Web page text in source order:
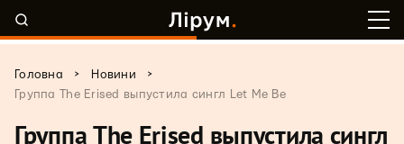
Головна > Новини
>
Группа The Erised выпустила сингл Let Me Be
Группа The Erised выпустила сингл